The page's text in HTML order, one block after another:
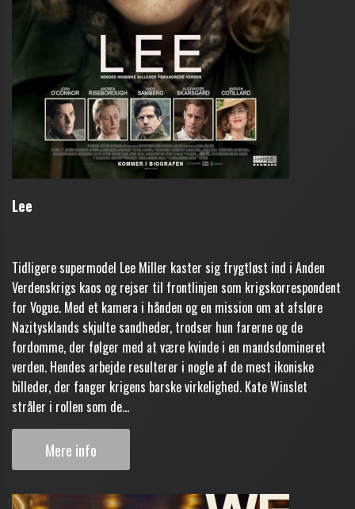
Lee
Tidligere supermodel Lee Miller kaster sig frygtløst ind i Anden
Verdenskrigs kaos og rejser til frontlinjen som krigskorrespondent
for Vogue. Med et kamera i hånden og en mission om at afsløre
Nazitysklands skjulte sandheder, trodser hun farerne og de
fordomme, der følger med at være kvinde i en mandsdomineret
verden. Hendes arbejde resulterer i nogle af de mest ikoniske
billeder, der fanger krigens barske virkelighed. Kate Winslet
stråler i rollen som de...
Mere info